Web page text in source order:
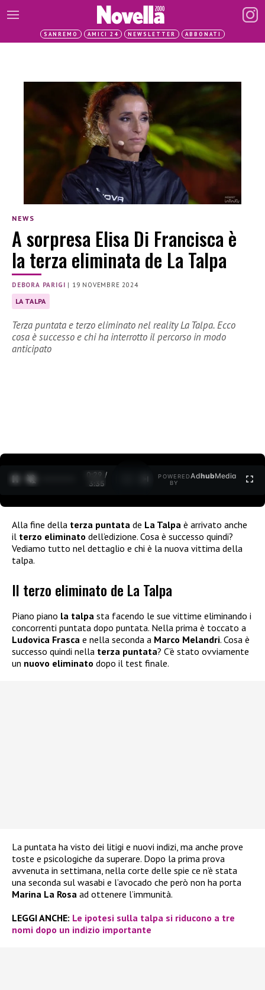
SANREMO AMICI 24 NEWSLETTER ABBONATI
NEWS
A sorpresa Elisa Di Francisca è
la terza eliminata de La Talpa
DEBORA PARIGI | 19 NOVEMBRE 2024
LA TALPA
Terza puntata e terzo eliminato nel reality La Talpa. Ecco
cosa è successo e chi ha interrotto il percorso in modo
anticipato
0:30 /
3:35
POWERED
BY
AdhubMedia
Alla fine della terza puntata de La Talpa è arrivato anche
il terzo eliminato dell’edizione. Cosa è successo quindi?
Vediamo tutto nel dettaglio e chi è la nuova vittima della
talpa.
Il terzo eliminato de La Talpa
Piano piano la talpa sta facendo le sue vittime eliminando i
concorrenti puntata dopo puntata. Nella prima è toccato a
Ludovica Frasca e nella seconda a Marco Melandri. Cosa è
successo quindi nella terza puntata? C’è stato ovviamente
un nuovo eliminato dopo il test finale.
La puntata ha visto dei litigi e nuovi indizi, ma anche prove
toste e psicologiche da superare. Dopo la prima prova
avvenuta in settimana, nella corte delle spie ce n’è stata
una seconda sul wasabi e l’avocado che però non ha porta
Marina La Rosa ad ottenere l’immunità.
LEGGI ANCHE: Le ipotesi sulla talpa si riducono a tre
nomi dopo un indizio importante